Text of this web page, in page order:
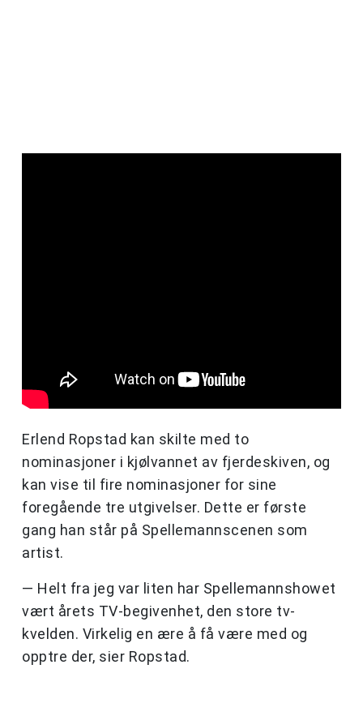
Erlend Ropstad kan skilte med to
nominasjoner i kjølvannet av fjerdeskiven, og
kan vise til fire nominasjoner for sine
foregående tre utgivelser. Dette er første
gang han står på Spellemannscenen som
artist.
— Helt fra jeg var liten har Spellemannshowet
vært årets TV-begivenhet, den store tv-
kvelden. Virkelig en ære å få være med og
opptre der, sier Ropstad.